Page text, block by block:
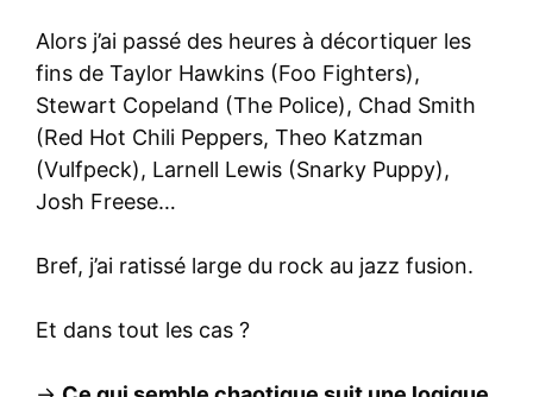
Alors j’ai passé des heures à décortiquer les
fins de Taylor Hawkins (Foo Fighters),
Stewart Copeland (The Police), Chad Smith
(Red Hot Chili Peppers, Theo Katzman
(Vulfpeck), Larnell Lewis (Snarky Puppy),
Josh Freese…
Bref, j’ai ratissé large du rock au jazz fusion.
Et dans tout les cas ?